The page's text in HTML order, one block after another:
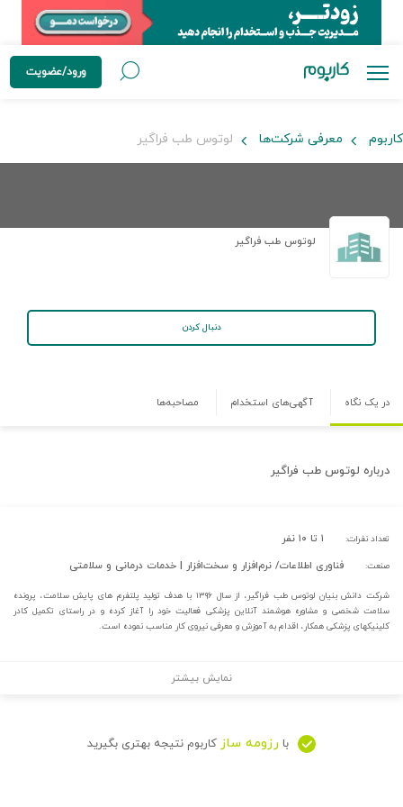
ورود/عضویت
کاربوم معرفی شرکت‌ها لوتوس طب فراگیر
لوتوس طب فراگیر
دنبال کردن
در یک نگاه آگهی‌های استخدام مصاحبه‌ها
درباره لوتوس طب فراگیر
تعداد نفرات: ۱ تا ۱۰ نفر
صنعت: فناوری اطلاعات/ نرم‌افزار و سخت‌افزار | خدمات درمانی و سلامتی
شرکت دانش بنیان لوتوس طب فراگیر، از سال ۱۳۹۶ با هدف تولید پلتفرم های پایش سلامت، پرونده
سلامت شخصی و مشاوره هوشمند آنلاین پزشکی فعالیت خود را آغاز کرده و در راستای تکمیل کادر
کلینیکهای پزشکی همکار، اقدام به آموزش و معرفی نیروی کار مناسب نموده است.
نمایش بیشتر
با رزومه ساز کاربوم نتیجه بهتری بگیرید